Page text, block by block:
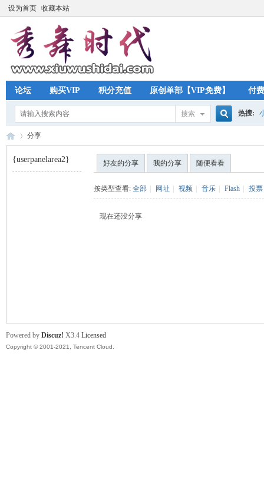
设为首页 收藏本站
论坛 购买VIP 积分充值 原创单部【VIP免费】 付
搜索 热搜:
分享
{userpanelarea2} 好友的分享 我的分享 随便看看
按类型查看: 全部 网址 视频 音乐 Flash 投票
现在还没分享
Powered by Discuz! X3.4 Licensed
Copyright © 2001-2021, Tencent Cloud.